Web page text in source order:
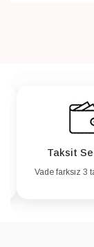
Taksit
Vade farksız 3